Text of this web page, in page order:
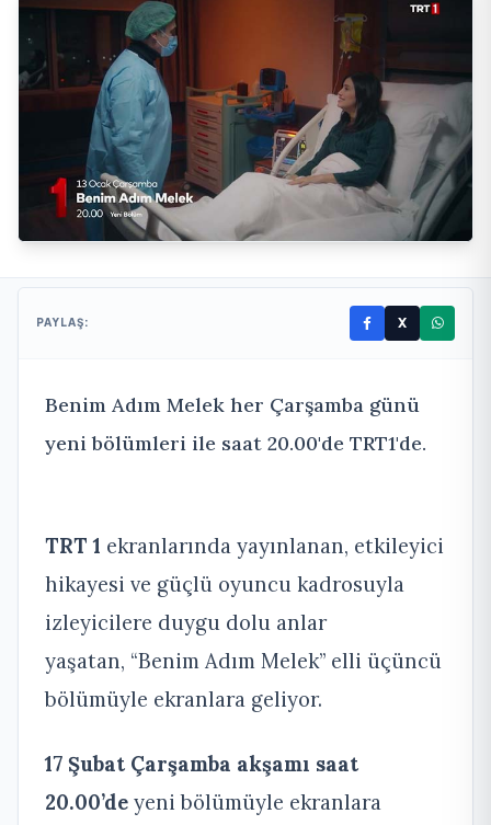
PAYLAŞ: X
Benim Adım Melek her Çarşamba günü
yeni bölümleri ile saat 20.00'de TRT1'de.
TRT 1 ekranlarında yayınlanan, etkileyici
hikayesi ve güçlü oyuncu kadrosuyla
izleyicilere duygu dolu anlar
yaşatan, “Benim Adım Melek” elli üçüncü
bölümüyle ekranlara geliyor.
17 Şubat Çarşamba akşamı saat
20.00’de yeni bölümüyle ekranlara